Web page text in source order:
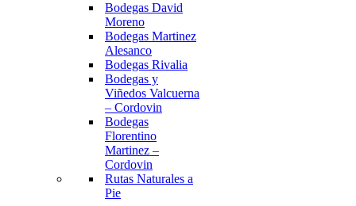
Bodegas David
Moreno
Bodegas Martinez
Alesanco
Bodegas Rivalia
Bodegas y
Viñedos Valcuerna
– Cordovin
Bodegas
Florentino
Martinez –
Cordovin
Rutas Naturales a
Pie